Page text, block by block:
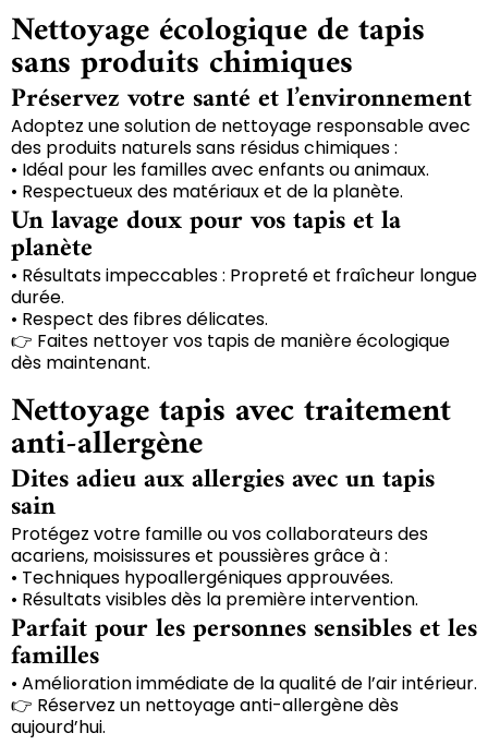
Nettoyage écologique de tapis
sans produits chimiques
Préservez votre santé et l’environnement
Adoptez une solution de nettoyage responsable avec
des produits naturels sans résidus chimiques :
• Idéal pour les familles avec enfants ou animaux.
• Respectueux des matériaux et de la planète.
Un lavage doux pour vos tapis et la
planète
• Résultats impeccables : Propreté et fraîcheur longue
durée.
• Respect des fibres délicates.
👉 Faites nettoyer vos tapis de manière écologique
dès maintenant.
Nettoyage tapis avec traitement
anti-allergène
Dites adieu aux allergies avec un tapis
sain
Protégez votre famille ou vos collaborateurs des
acariens, moisissures et poussières grâce à :
• Techniques hypoallergéniques approuvées.
• Résultats visibles dès la première intervention.
Parfait pour les personnes sensibles et les
familles
• Amélioration immédiate de la qualité de l’air intérieur.
👉 Réservez un nettoyage anti-allergène dès
aujourd’hui.